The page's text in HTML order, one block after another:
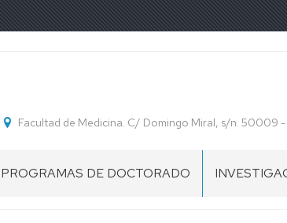
Facultad de Medicina. C/ Domingo Miral, s/n. 50009
PROGRAMAS DE DOCTORADO